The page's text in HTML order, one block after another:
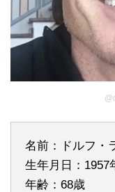
名前：ドルフ・
生年月日：1957
年齢：68歳